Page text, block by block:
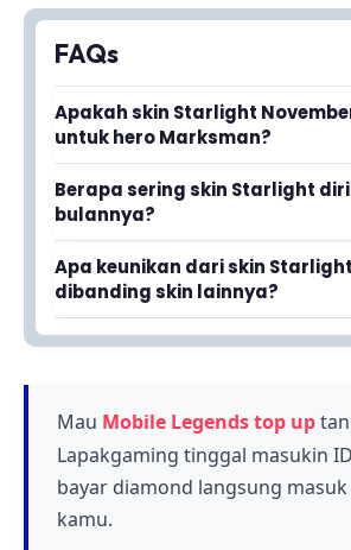
FAQs
Apakah skin Starlight
untuk hero Marksman?
Berdasarkan bocoran yang
Starlight November 2023
bukan untuk hero Marksman
hero dengan role berbeda.
resmi belum dikonfirmasi oleh
Legends.
Berapa sering skin Starlight
bulannya?
Skin Starlight dirilis secara rutin
untuk hero yang berbeda-beda.
memiliki desain eksklusif dengan
tema yang sangat khas dan
Apa keunikan dari skin Starlight
dibanding skin lainnya?
Skin Starlight memiliki tampilan
Desainnya yang istimewa
selalu ditunggu-tunggu setiap
Mau Mobile Legends top up
Lapakgaming tinggal masukin
bayar diamond langsung
kamu.